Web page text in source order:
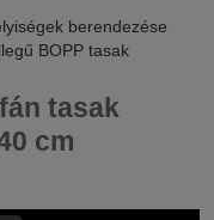
berendezése
BOPP tasak
tasak
cm